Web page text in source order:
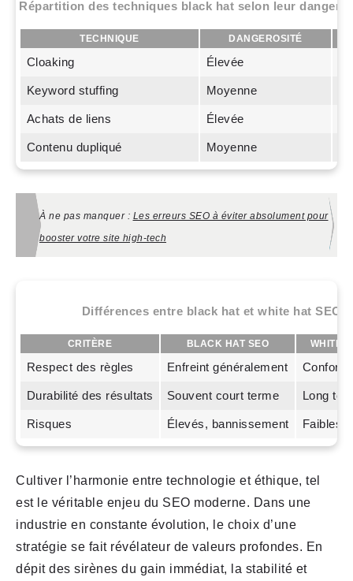
Répartition des techniques black hat selon leur
TECHNIQUE DANGEROSITÉ
Cloaking Élevée
Keyword stuffing Moyenne
Achats de liens Élevée
Contenu dupliqué Moyenne
À ne pas manquer : Les erreurs SEO à éviter absolument pour
booster votre site high-tech
Différences entre black hat et white hat SEO
CRITÈRE BLACK HAT SEO WHITE
Respect des règles Enfreint généralement
Durabilité des résultats Souvent court terme Long
Risques Élevés, bannissement Faibles
Cultiver l’harmonie entre technologie et éthique, tel
est le véritable enjeu du SEO moderne. Dans une
industrie en constante évolution, le choix d’une
stratégie se fait révélateur de valeurs profondes. En
dépit des sirènes du gain immédiat, la stabilité et